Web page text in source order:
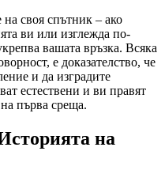
своя спътник – ако
ви или изглежда по-
вашата връзка. Всяка
е доказателство, че
и да изградите
естествени и ви правят
първа среща.
на